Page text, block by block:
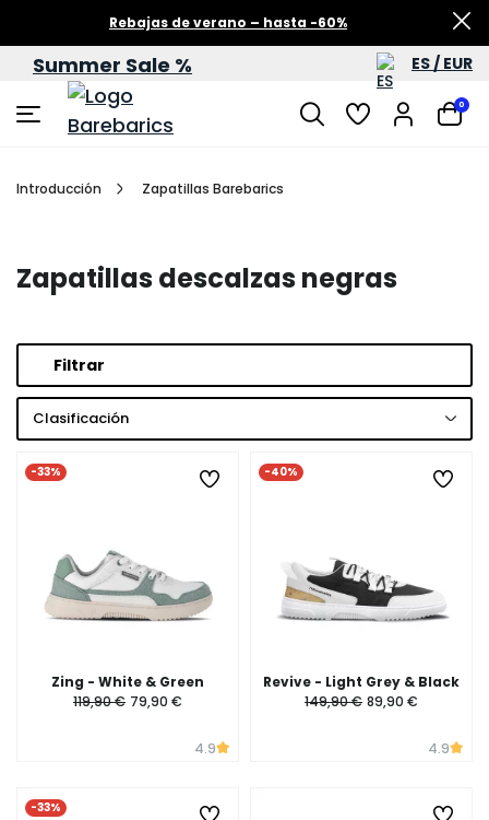
Rebajas de verano – hasta -60%
Summer Sale % ES / EUR
0
Introducción Zapatillas Barebarics
Zapatillas descalzas negras
Filtrar
Clasificación
-33%
Zing - White & Green
119,90 € 79,90 €
4.9
-40%
Revive - Light Grey & Black
149,90 € 89,90 €
4.9
-33%